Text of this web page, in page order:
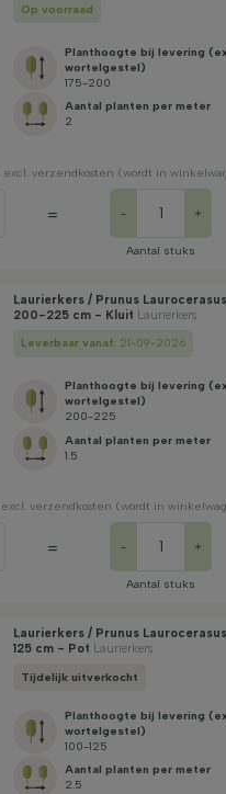
Op voorraad
Planthoogte bij levering
wortelgestel)
175-200
Aantal planten per meter
2
excl. verzendkosten (wordt in
= - +
Aantal stuks
Laurierkers / Prunus
200-225 cm - Kluit Laurierkers
Leverbaar vanaf: 21-09-2026
Planthoogte bij levering
wortelgestel)
200-225
Aantal planten per meter
1.5
excl. verzendkosten (wordt in
= - +
Aantal stuks
Laurierkers / Prunus
125 cm - Pot Laurierkers
Tijdelijk uitverkocht
Planthoogte bij levering
wortelgestel)
100-125
Aantal planten per meter
2.5